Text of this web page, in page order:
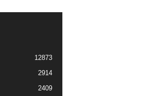
12873
2914
2409